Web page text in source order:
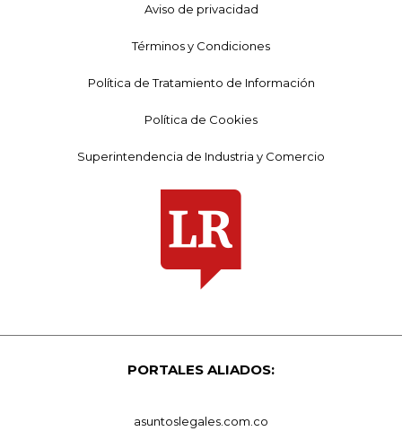
Aviso de privacidad
Términos y Condiciones
Política de Tratamiento de Información
Política de Cookies
Superintendencia de Industria y Comercio
PORTALES ALIADOS:
asuntoslegales.com.co